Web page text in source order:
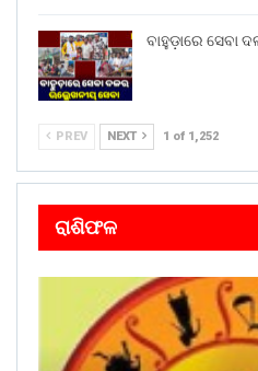
ବାହୁଡ଼ାରେ ସେବା
PREV NEXT 1 of 1,252
ରାଶିଫଳ